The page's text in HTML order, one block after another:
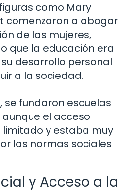
como Mary
comenzaron a abogar
de las mujeres,
que la educación era
desarrollo personal
a la sociedad.
se fundaron escuelas
el acceso
limitado y estaba muy
las normas sociales
y Acceso a la